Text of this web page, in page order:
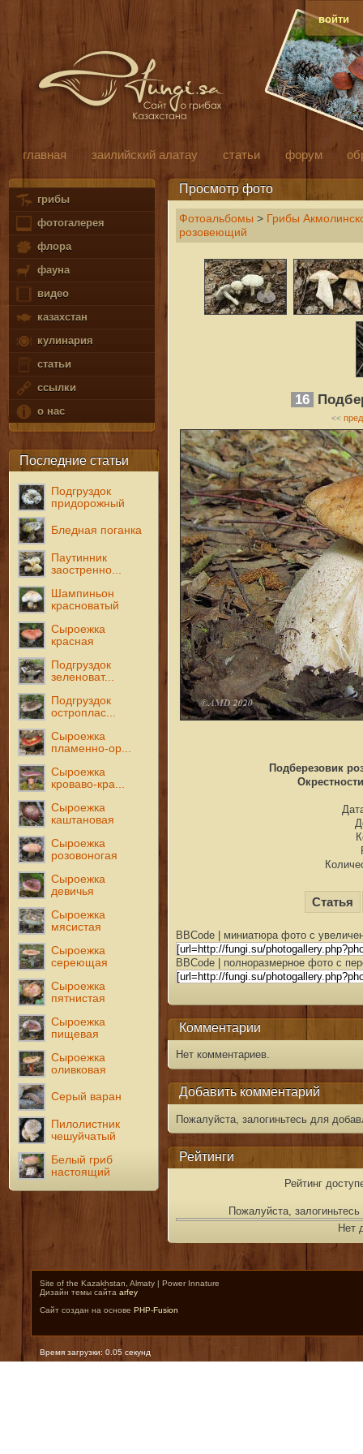
войти
главная заилийский алатау статьи форум
грибы
фотогалерея
флора
фауна
видео
казахстан
кулинария
статьи
ссылки
о нас
Последние статьи
Подгруздок
придорожный
Бледная поганка
Паутинник
заостренно...
Шампиньон
красноватый
Сыроежка
красная
Подгруздок
зеленоват...
Подгруздок
остроплас...
Сыроежка
пламенно-ор...
Сыроежка
кроваво-кра...
Сыроежка
каштановая
Сыроежка
розовоногая
Сыроежка
девичья
Сыроежка
мясистая
Сыроежка
сереющая
Сыроежка
пятнистая
Сыроежка
пищевая
Сыроежка
оливковая
Серый варан
Пилолистник
чешуйчатый
Белый гриб
настоящий
Просмотр фото
Фотоальбомы > Грибы
розовеющий
16
<<
Подберезовик
Статья
BBCode | миниатюра фото с
BBCode | полноразмерное фото с
Комментарии
Нет комментариев.
Добавить комментарий
Пожалуйста, залогиньтесь для
Рейтинги
Рейтинг
Пожалуйста,
Нет
Site of the Kazakhstan, Almaty | Power Innature
Дизайн темы сайта arfey
Сайт создан на основе PHP-Fusion
Время загрузки: 0.05 секунд